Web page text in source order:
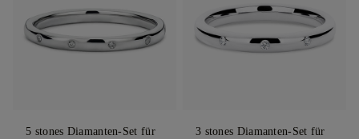
5 stones Diamanten-Set für
3 stones Diamanten-Set für